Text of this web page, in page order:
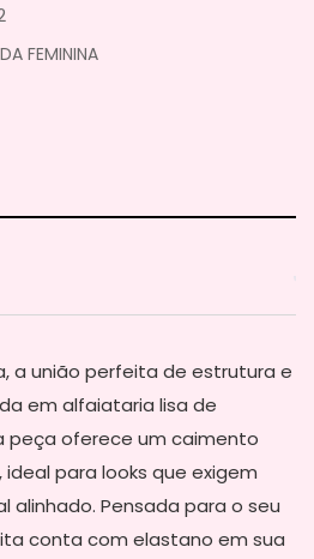
FEMININA
a união perfeita de estrutura e
em alfaiataria lisa de
peça oferece um caimento
para looks que exigem
alinhado. Pensada para o seu
conta com elastano em sua